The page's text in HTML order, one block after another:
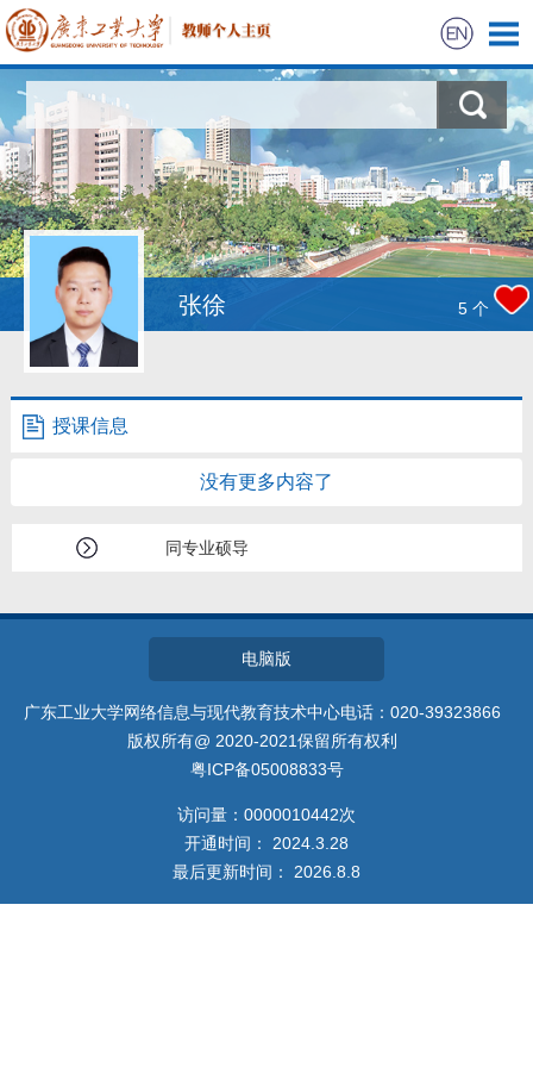
科学研究
教学研究
获奖信息
学生信息
我的相册
招生信息
张徐 5 个
授课信息
没有更多内容了
同专业硕导
电脑版
广东工业大学网络信息与现代教育技术中心电话：020-39323866
版权所有@ 2020-2021保留所有权利
粤ICP备05008833号
访问量： 0000010442次
开通时间： 2024 3 28
最后更新时间： 2026 8 8